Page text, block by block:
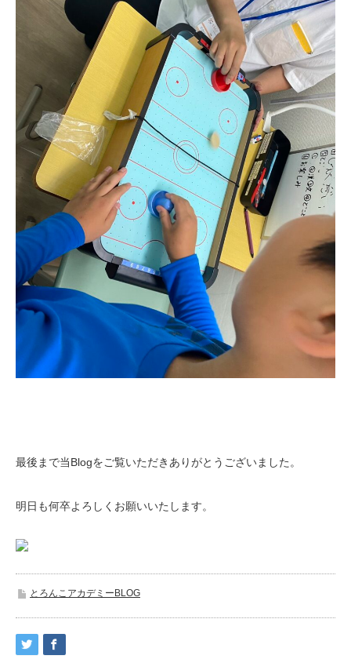
最後まで当Blogをご覧いただきありがとうございました。
明日も何卒よろしくお願いいたします。
とろんこアカデミーBLOG